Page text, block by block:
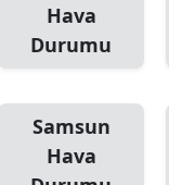
Hava
Durumu
Samsun
Hava